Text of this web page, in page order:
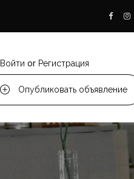
Войти or Регистрация
Опубликовать объявление